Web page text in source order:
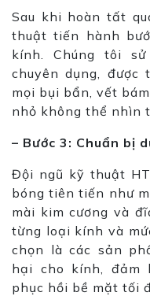
Sau khi hoàn tất
thuật tiến hành
kính. Chúng tôi
chuyên dụng,
mọi bụi bẩn, vết
nhỏ không thể nhìn
– Bước 3: Chuẩn bị
Đội ngũ kỹ thuật
bóng tiên tiến như
mài kim cương và
từng loại kính và
chọn là các sản
hại cho kính, đảm
phục hồi bề mặt tối